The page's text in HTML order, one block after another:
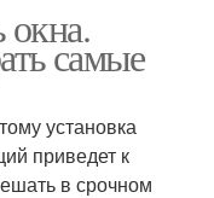
самые
установка
приведет к
в срочном